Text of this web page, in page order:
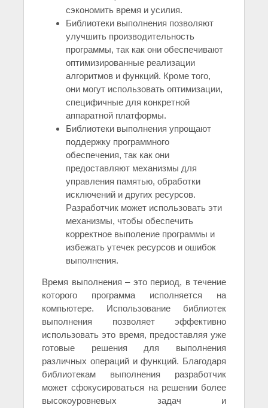
сэкономить время и усилия.
Библиотеки выполнения позволяют
улучшить производительность
программы, так как они обеспечивают
оптимизированные реализации
алгоритмов и функций. Кроме того,
они могут использовать оптимизации,
специфичные для конкретной
аппаратной платформы.
Библиотеки выполнения упрощают
поддержку программного
обеспечения, так как они
предоставляют механизмы для
управления памятью, обработки
исключений и других ресурсов.
Разработчик может использовать эти
механизмы, чтобы обеспечить
корректное выполение программы и
избежать утечек ресурсов и ошибок
выполнения.
Время выполнения – это период, в течение
которого программа исполняется на
компьютере. Использование библиотек
выполнения позволяет эффективно
использовать это время, предоставляя уже
готовые решения для выполнения
различных операций и функций. Благодаря
библиотекам выполнения разработчик
может сфокусироваться на решении более
высокоуровневых задач и